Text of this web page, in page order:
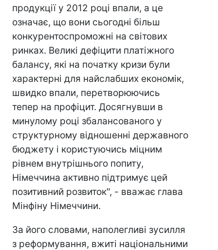
продукції у 2012 році впали, а це
означає, що вони сьогодні більш
конкурентоспроможні на світових
ринках. Великі дефіцити платіжного
балансу, які на початку кризи були
характерні для найслабших економік,
швидко впали, перетворюючись
тепер на профіцит. Досягнувши в
минулому році збалансованого у
структурному відношенні державного
бюджету і користуючись міцним
рівнем внутрішнього попиту,
Німеччина активно підтримує цей
позитивний розвиток", - вважає глава
Мінфіну Німеччини.
За його словами, наполегливі зусилля
з реформування, вжиті національними